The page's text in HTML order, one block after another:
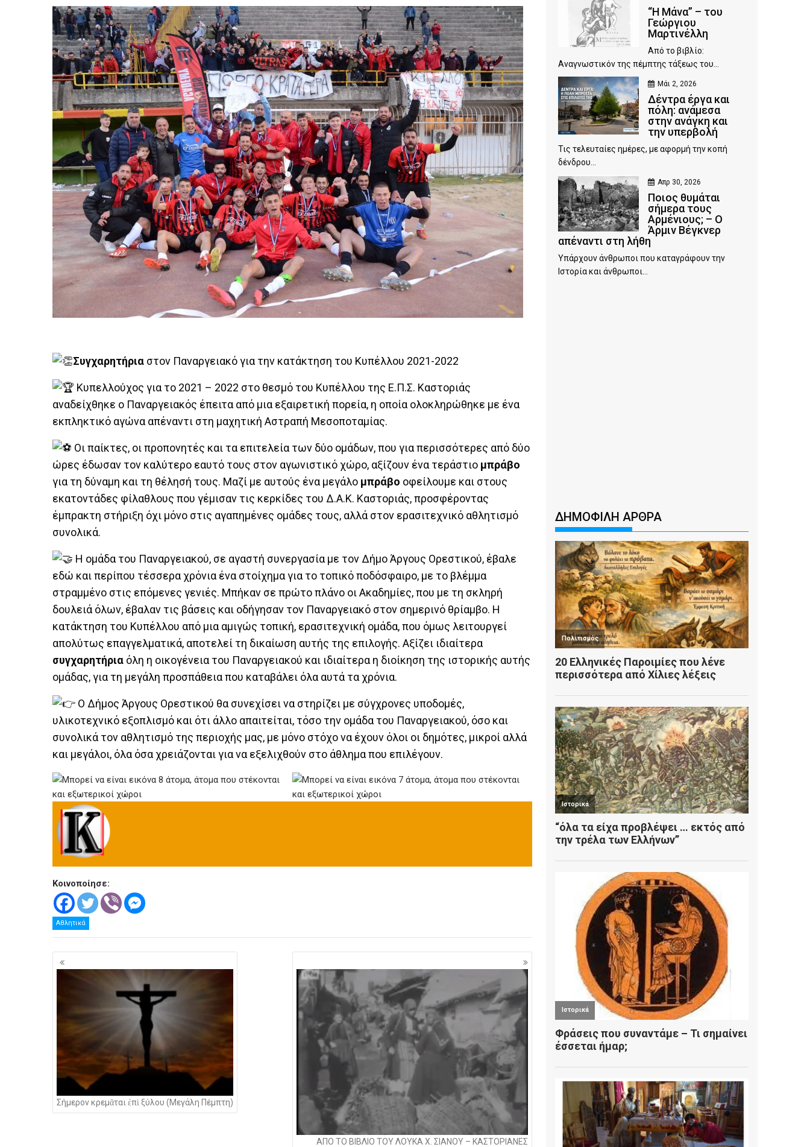
Συγχαρητήρια στον Παναργειακό για την κατάκτηση του Κυπέλλου 2021-2022
Κυπελλούχος για το 2021 – 2022 στο θεσμό του Κυπέλλου της Ε.Π.Σ. Καστοριάς
αναδείχθηκε ο Παναργειακός έπειτα από μια εξαιρετική πορεία, η οποία ολοκληρώθηκε με ένα
εκπληκτικό αγώνα απέναντι στη μαχητική Αστραπή Μεσοποταμίας.
Οι παίκτες, οι προπονητές και τα επιτελεία των δύο ομάδων, που για περισσότερες από δύο
ώρες έδωσαν τον καλύτερο εαυτό τους στον αγωνιστικό χώρο, αξίζουν ένα τεράστιο μπράβο
για τη δύναμη και τη θέλησή τους. Μαζί με αυτούς ένα μεγάλο μπράβο οφείλουμε και στους
εκατοντάδες φίλαθλους που γέμισαν τις κερκίδες του Δ.Α.Κ. Καστοριάς, προσφέροντας
έμπρακτη στήριξη όχι μόνο στις αγαπημένες ομάδες τους, αλλά στον ερασιτεχνικό αθλητισμό
συνολικά.
Η ομάδα του Παναργειακού, σε αγαστή συνεργασία με τον Δήμο Άργους Ορεστικού, έβαλε
εδώ και περίπου τέσσερα χρόνια ένα στοίχημα για το τοπικό ποδόσφαιρο, με το βλέμμα
στραμμένο στις επόμενες γενιές. Μπήκαν σε πρώτο πλάνο οι Ακαδημίες, που με τη σκληρή
δουλειά όλων, έβαλαν τις βάσεις και οδήγησαν τον Παναργειακό στον σημερινό θρίαμβο. Η
κατάκτηση του Κυπέλλου από μια αμιγώς τοπική, ερασιτεχνική ομάδα, που όμως λειτουργεί
απολύτως επαγγελματικά, αποτελεί τη δικαίωση αυτής της επιλογής. Αξίζει ιδιαίτερα
συγχαρητήρια όλη η οικογένεια του Παναργειακού και ιδιαίτερα η διοίκηση της ιστορικής αυτής
ομάδας, για τη μεγάλη προσπάθεια που καταβάλει όλα αυτά τα χρόνια.
Ο Δήμος Άργους Ορεστικού θα συνεχίσει να στηρίζει με σύγχρονες υποδομές,
υλικοτεχνικό εξοπλισμό και ότι άλλο απαιτείται, τόσο την ομάδα του Παναργειακού, όσο και
συνολικά τον αθλητισμό της περιοχής μας, με μόνο στόχο να έχουν όλοι οι δημότες, μικροί αλλά
και μεγάλοι, όλα όσα χρειάζονται για να εξελιχθούν στο άθλημα που επιλέγουν.
Κοινοποίησε:
Αθλητικά
Πλοήγηση
άρθρων
Σήμερον κρεμᾶται ἐπὶ ξύλου (Μεγάλη Πέμπτη)
ΑΠΟ ΤΟ ΒΙΒΛΙΟ ΤΟΥ ΛΟΥΚΑ Χ. ΣΙΑΝΟΥ – ΚΑΣΤΟΡΙΑΝΕΣ
“Η Μάνα” – του
Γεώργιου
Μαρτινέλλη
Από το βιβλίο:
Αναγνωστικόν της πέμπτης τάξεως του...
Μάι 2, 2026
Δέντρα έργα και
πόλη: ανάμεσα
στην ανάγκη και
την υπερβολή
Τις τελευταίες ημέρες, με αφορμή την κοπή
δένδρου...
Απρ 30, 2026
Ποιος θυμάται
σήμερα τους
Αρμένιους; – Ο
Άρμιν Βέγκνερ
απέναντι στη λήθη
Υπάρχουν άνθρωποι που καταγράφουν την
Ιστορία και άνθρωποι...
ΔΗΜΟΦΙΛΗ ΑΡΘΡΑ